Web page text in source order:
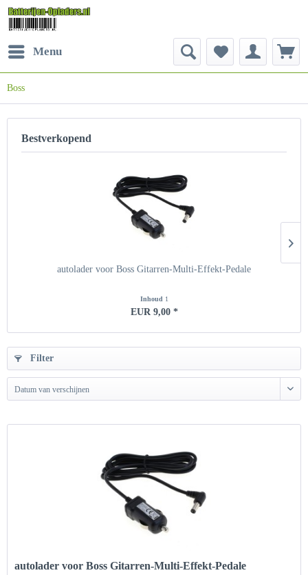
Menu
Boss
Bestverkopend
autolader voor Boss Gitarren-Multi-Effekt-Pedale
Inhoud 1
EUR 9,00 *
Filter
Datum van verschijnen
autolader voor Boss Gitarren-Multi-Effekt-Pedale